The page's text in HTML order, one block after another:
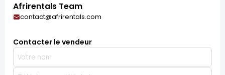
Afrirentals Team
contact@afrirentals.com
Contacter le vendeur